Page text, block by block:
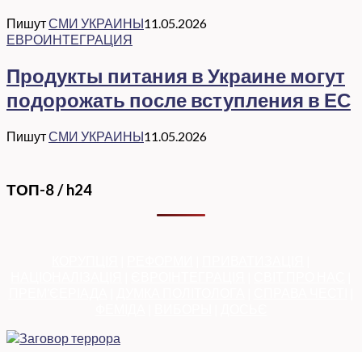
ПишутСМИ УКРАИНЫ11.05.2026
ЕВРОИНТЕГРАЦИЯ
Продукты питания в Украине могут
подорожать после вступления в ЕС
ПишутСМИ УКРАИНЫ11.05.2026
ТОП-8 / h24